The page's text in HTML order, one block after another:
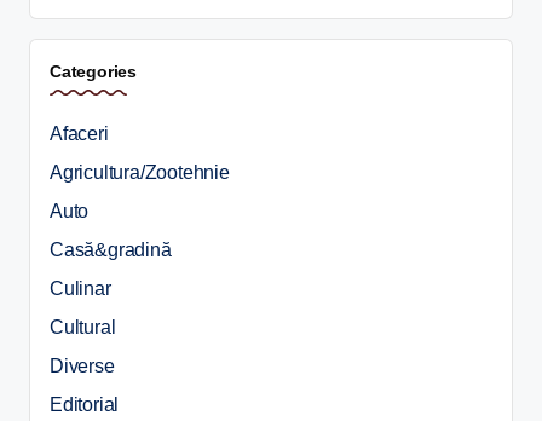
Categories
Afaceri
Agricultura/Zootehnie
Auto
Casă&gradină
Culinar
Cultural
Diverse
Editorial